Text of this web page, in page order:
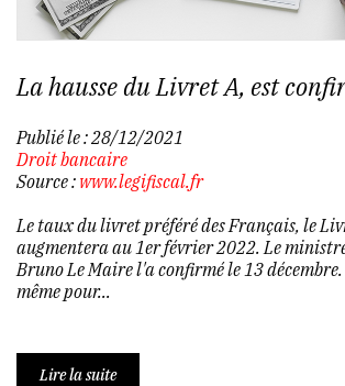
La hausse du Livret A, est
Publié le :28/12/2021
Droit bancaire
Source : www.legifiscal.fr
Le taux du livret préféré des Français, le
augmentera au 1er février 2022. Le
Bruno Le Maire l'a confirmé le 13 décembre.
même pour...
Lire la suite